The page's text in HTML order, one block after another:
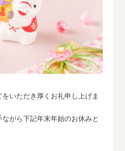
いただき厚くお礼申し上げま
がら下記年末年始のお休みと